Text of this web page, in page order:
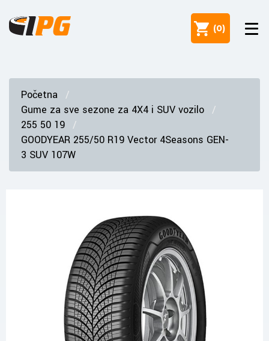
(0)
Početna
Gume za sve sezone za 4X4 i SUV vozilo
255 50 19
GOODYEAR 255/50 R19 Vector 4Seasons GEN-
3 SUV 107W